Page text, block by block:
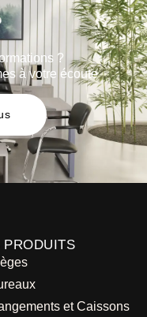
?
à votre écoute
PRODUITS
et Caissons